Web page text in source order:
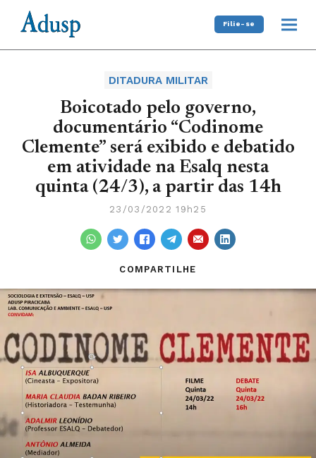
Filie-se
DITADURA MILITAR
Boicotado pelo governo,
documentário “Codinome
Clemente” será exibido e debatido
em atividade na Esalq nesta
quinta (24/3), a partir das 14h
23/03/2022 19h25
COMPARTILHE